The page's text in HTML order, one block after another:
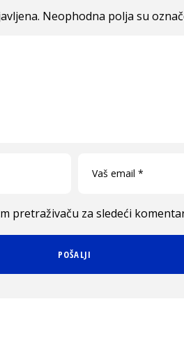
Neophodna polja su
pretraživaču za sledeći